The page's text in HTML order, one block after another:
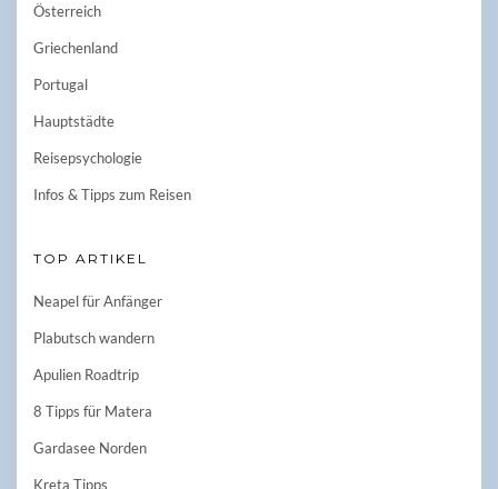
Österreich
Griechenland
Portugal
Hauptstädte
Reisepsychologie
Infos & Tipps zum Reisen
TOP ARTIKEL
Neapel für Anfänger
Plabutsch wandern
Apulien Roadtrip
8 Tipps für Matera
Gardasee Norden
Kreta Tipps